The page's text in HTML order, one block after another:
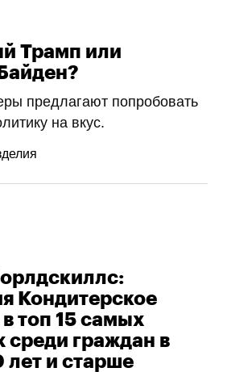
Трамп или
предлагают попробовать
на вкус.
Кондитерское
топ 15 самых
среди граждан в
лет и старше